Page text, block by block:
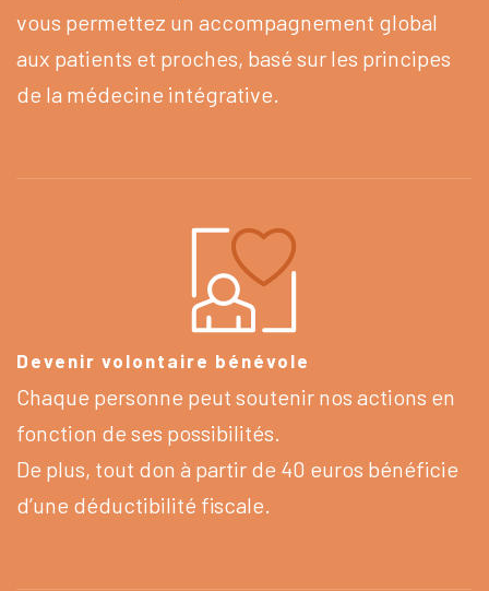
vous permettez un accompagnement global
aux patients et proches, basé sur les principes
de la médecine intégrative.
Devenir volontaire bénévole
Chaque personne peut soutenir nos actions en
fonction de ses possibilités.
De plus, tout don à partir de 40 euros bénéficie
d’une déductibilité fiscale.